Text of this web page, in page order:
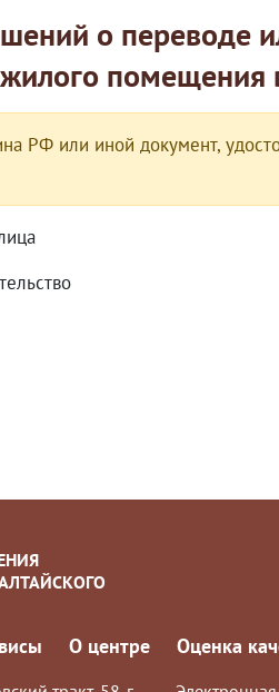
о переводе
РФ или иной документ,
О центре Оценка